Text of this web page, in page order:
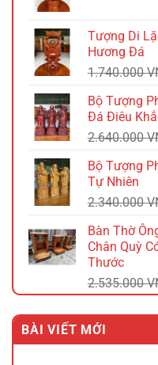
Tượng Di
Hương Đá
1.740.000
Bộ Tượng
Đá Điêu
2.640.000
Bộ Tượng
Tự Nhiên
2.340.000
Bàn Thờ
Chân Quỳ
Thước
2.535.000
BÀI VIẾT MỚI